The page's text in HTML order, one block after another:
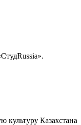
культуру Казахстана